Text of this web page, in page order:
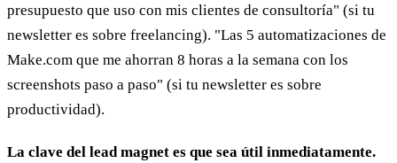
presupuesto que uso con mis clientes de consultoría" (si tu
newsletter es sobre freelancing). "Las 5 automatizaciones de
Make.com que me ahorran 8 horas a la semana con los
screenshots paso a paso" (si tu newsletter es sobre
productividad).
La clave del lead magnet es que sea útil inmediatamente.